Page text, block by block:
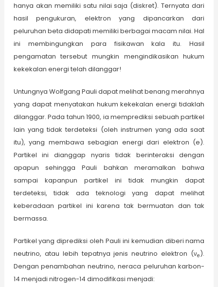
hanya akan memiliki satu nilai saja (diskret). Ternyata dari
hasil pengukuran, elektron yang dipancarkan dari
peluruhan beta didapati memiliki berbagai macam nilai. Hal
ini membingungkan para fisikawan kala itu. Hasil
pengamatan tersebut mungkin mengindikasikan hukum
kekekalan energi telah dilanggar!
Untungnya Wolfgang Pauli dapat melihat benang merahnya
yang dapat menyatakan hukum kekekalan energi tidaklah
dilanggar. Pada tahun 1900, ia memprediksi sebuah partikel
lain yang tidak terdeteksi (oleh instrumen yang ada saat
itu), yang membawa sebagian energi dari elektron (e).
Partikel ini dianggap nyaris tidak berinteraksi dengan
apapun sehingga Pauli bahkan meramalkan bahwa
sampai kapanpun partikel ini tidak mungkin dapat
terdeteksi, tidak ada teknologi yang dapat melihat
keberadaan partikel ini karena tak bermuatan dan tak
bermassa.
Partikel yang diprediksi oleh Pauli ini kemudian diberi nama
neutrino, atau lebih tepatnya jenis neutrino elektron (νe).
Dengan penambahan neutrino, neraca peluruhan karbon-
14 menjadi nitrogen-14 dimodifikasi menjadi: